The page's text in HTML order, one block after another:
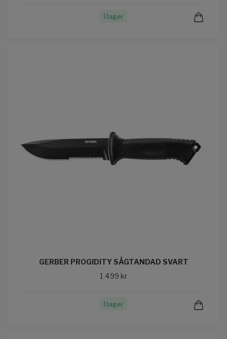
I lager
GERBER PROGIDITY SÅGTANDAD SVART
1 499 kr
I lager